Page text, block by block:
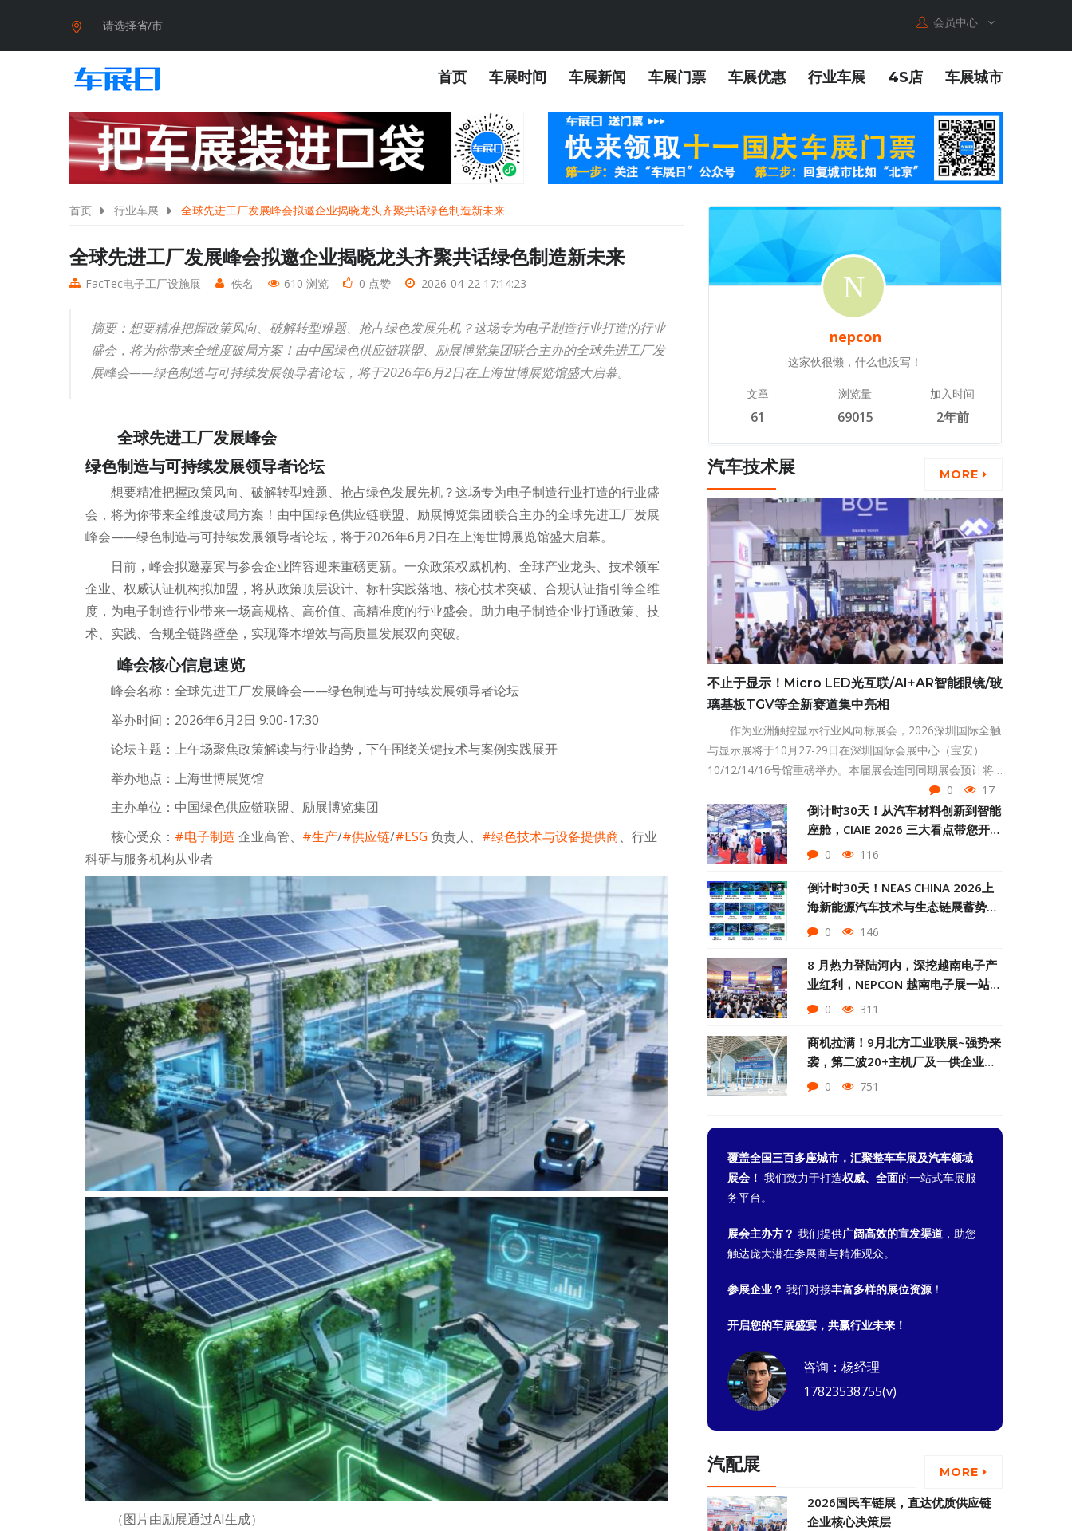
请选择省/市 会员中心
首页 车展时间 车展新闻 车展门票 车展优惠 行业车展 4S店 车展城市
首页 行业车展 全球先进工厂发展峰会拟邀企业揭晓龙头齐聚共话绿色制造新未来
全球先进工厂发展峰会拟邀企业揭晓龙头齐聚共话绿色制造新未来
FacTec电子工厂设施展 佚名 610 浏览 0 点赞 2026-04-22 17:14:23
摘要：想要精准把握政策风向、破解转型难题、抢占绿色发展先机？这场专为电子制造行业打造的行业
盛会，将为你带来全维度破局方案！由中国绿色供应链联盟、励展博览集团联合主办的全球先进工厂发
展峰会——绿色制造与可持续发展领导者论坛，将于2026年6月2日在上海世博展览馆盛大启幕。
全球先进工厂发展峰会
绿色制造与可持续发展领导者论坛
想要精准把握政策风向、破解转型难题、抢占绿色发展先机？这场专为电子制造行业打造的行业盛
会，将为你带来全维度破局方案！由中国绿色供应链联盟、励展博览集团联合主办的全球先进工厂发展
峰会——绿色制造与可持续发展领导者论坛，将于2026年6月2日在上海世博展览馆盛大启幕。
日前，峰会拟邀嘉宾与参会企业阵容迎来重磅更新。一众政策权威机构、全球产业龙头、技术领军
企业、权威认证机构拟加盟，将从政策顶层设计、标杆实践落地、核心技术突破、合规认证指引等全维
度，为电子制造行业带来一场高规格、高价值、高精准度的行业盛会。助力电子制造企业打通政策、技
术、实践、合规全链路壁垒，实现降本增效与高质量发展双向突破。
峰会核心信息速览
峰会名称：全球先进工厂发展峰会——绿色制造与可持续发展领导者论坛
举办时间：2026年6月2日 9:00-17:30
论坛主题：上午场聚焦政策解读与行业趋势，下午围绕关键技术与案例实践展开
举办地点：上海世博展览馆
主办单位：中国绿色供应链联盟、励展博览集团
核心受众： #电子制造 企业高管、 #生产/#供应链/#ESG 负责人、 #绿色技术与设备提供商、行业
科研与服务机构从业者
（图片由励展通过AI生成）
nepcon
这家伙很懒，什么也没写！
文章
61
浏览量
69015
加入时间
2年前
汽车技术展 MORE
不止于显示！Micro LED光互联/AI+AR智能眼镜/玻
璃基板TGV等全新赛道集中亮相
作为亚洲触控显示行业风向标展会，2026深圳国际全触
与显示展将于10月27-29日在深圳国际会展中心（宝安）
10/12/14/16号馆重磅举办。本届展会连同同期展会预计将
汇聚3600+行业展商和17万+全球优质专业买家（包含
5,000+海外买家），聚焦Micro LED光互联、AI+AR智能眼
镜、TGV技术、智能座舱、OLED柔性显示等前沿领域。
0 17
倒计时30天！从汽车材料创新到智能
座舱，CIAIE 2026 三大看点带您开启
新饰野
0 116
倒计时30天！NEAS CHINA 2026上
海新能源汽车技术与生态链展蓄势待
发，8月上海见
0 146
8 月热力登陆河内，深挖越南电子产
业红利，NEPCON 越南电子展一站式
掘金东南亚智造市场
0 311
商机拉满！9月北方工业联展~强势来
袭，第二波20+主机厂及一供企业核
心采购团！
0 751
覆盖全国三百多座城市，汇聚整车车展及汽车领域
展会！ 我们致力于打造权威、全面的一站式车展服
务平台。
展会主办方？ 我们提供广阔高效的宣发渠道 ，助您
触达庞大潜在参展商与精准观众。
参展企业？ 我们对接丰富多样的展位资源！
开启您的车展盛宴，共赢行业未来！
咨询：杨经理
17823538755(v)
汽配展 MORE
2026国民车链展，直达优质供应链
企业核心决策层